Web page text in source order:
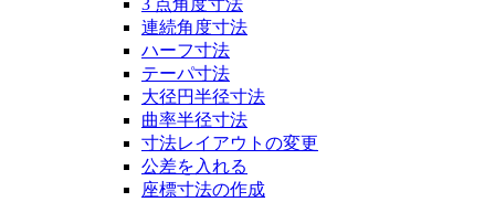
3 点角度寸法
連続角度寸法
ハーフ寸法
テーパ寸法
大径円半径寸法
曲率半径寸法
寸法レイアウトの変更
公差を入れる
座標寸法の作成